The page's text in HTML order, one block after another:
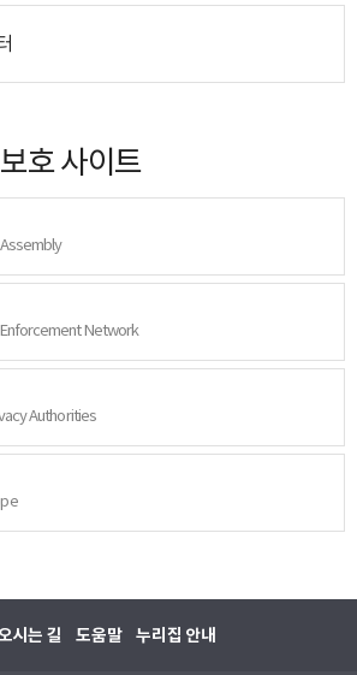
호 사이트
Network
Authorities
시는 길 도움말 누리집 안내